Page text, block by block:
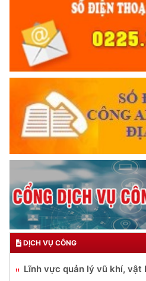
DỊCH VỤ CÔNG
Lĩnh vực quản lý vũ khí, vật